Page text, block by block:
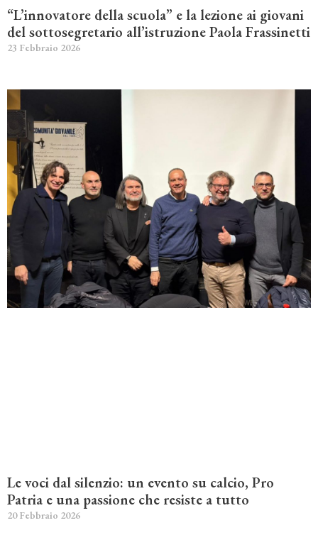
“L’innovatore della scuola” e la lezione ai giovani
del sottosegretario all’istruzione Paola Frassinetti
23 Febbraio 2026
Le voci dal silenzio: un evento su calcio, Pro
Patria e una passione che resiste a tutto
20 Febbraio 2026